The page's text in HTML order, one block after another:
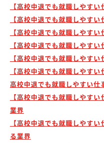
【高校中退でも就職しやす
【高校中退でも就職しやす
【高校中退でも就職しやす
【高校中退でも就職しやす
【高校中退でも就職しやす
【高校中退でも就職しやす
高校中退でも就職しやすい仕
【高校中退でも就職しやす
業界
【高校中退でも就職しやす
る業界